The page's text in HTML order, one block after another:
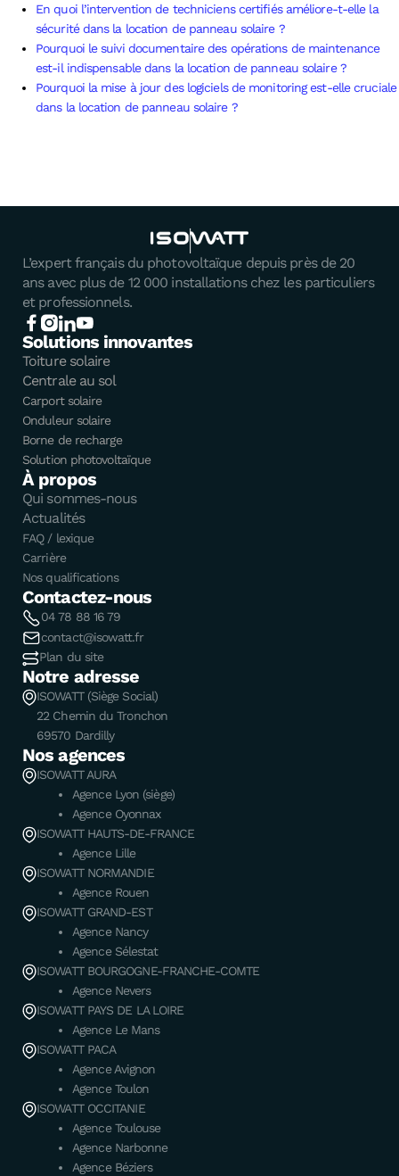
En quoi l’intervention de techniciens certifiés améliore-t-elle la
sécurité dans la location de panneau solaire ?
Pourquoi le suivi documentaire des opérations de maintenance
est-il indispensable dans la location de panneau solaire ?
Pourquoi la mise à jour des logiciels de monitoring est-elle cruciale
dans la location de panneau solaire ?
L’expert français du photovoltaïque depuis près de 20
ans avec plus de 12 000 installations chez les particuliers
et professionnels.
Solutions innovantes
Toiture solaire
Centrale au sol
Carport solaire
Onduleur solaire
Borne de recharge
Solution photovoltaïque
À propos
Qui sommes-nous
Actualités
FAQ / lexique
Carrière
Nos qualifications
Contactez-nous
04 78 88 16 79
contact@isowatt.fr
Plan du site
Notre adresse
ISOWATT (Siège Social)
22 Chemin du Tronchon
69570 Dardilly
Nos agences
ISOWATT AURA
Agence Lyon (siège)
Agence Oyonnax
ISOWATT HAUTS-DE-FRANCE
Agence Lille
ISOWATT NORMANDIE
Agence Rouen
ISOWATT GRAND-EST
Agence Nancy
Agence Sélestat
ISOWATT BOURGOGNE-FRANCHE-COMTE
Agence Nevers
ISOWATT PAYS DE LA LOIRE
Agence Le Mans
ISOWATT PACA
Agence Avignon
Agence Toulon
ISOWATT OCCITANIE
Agence Toulouse
Agence Narbonne
Agence Béziers